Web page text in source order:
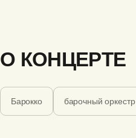
О КОНЦЕРТЕ
Барокко барочный оркестр